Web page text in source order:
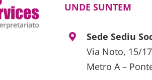
UNDE SUNTEM
Sede Sediu
Via Noto, 15/
Metro A –